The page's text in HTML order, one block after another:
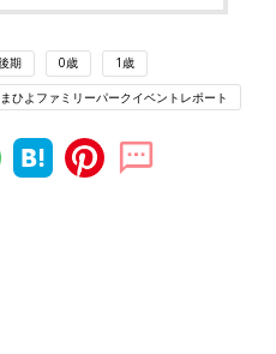
期 0歳 1歳
ひよファミリーパークイベントレポート